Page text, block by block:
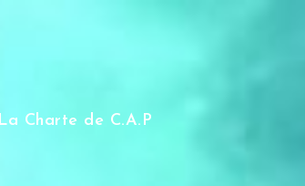
La Charte de C.A.P